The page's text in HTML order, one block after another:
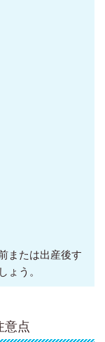
または出産後す
ょう。
意点